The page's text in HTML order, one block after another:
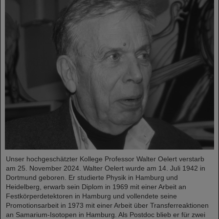
Unser hochgeschätzter Kollege Professor Walter Oelert verstarb
am 25. November 2024. Walter Oelert wurde am 14. Juli 1942 in
Dortmund geboren. Er studierte Physik in Hamburg und
Heidelberg, erwarb sein Diplom in 1969 mit einer Arbeit an
Festkörperdetektoren in Hamburg und vollendete seine
Promotionsarbeit in 1973 mit einer Arbeit über Transferreaktionen
an Samarium-Isotopen in Hamburg. Als Postdoc blieb er für zwei